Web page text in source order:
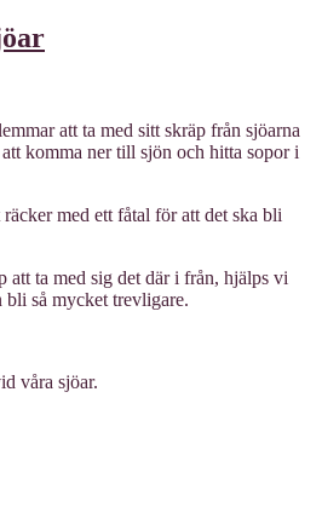
att ta med sitt skräp från sjöarna
komma ner till sjön och hitta sopor i
med ett fåtal för att det ska bli
att ta med sig det där i från, hjälps vi
bli så mycket trevligare.
våra sjöar.